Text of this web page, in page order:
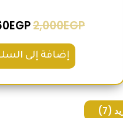
2,000EGP
EGP
إضافة إلى
(7)